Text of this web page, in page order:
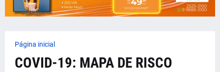
Página inicial
COVID-19: MAPA DE RISCO